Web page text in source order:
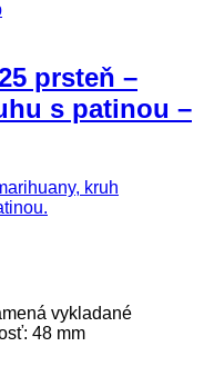
prsteň –
s patinou –
kruh